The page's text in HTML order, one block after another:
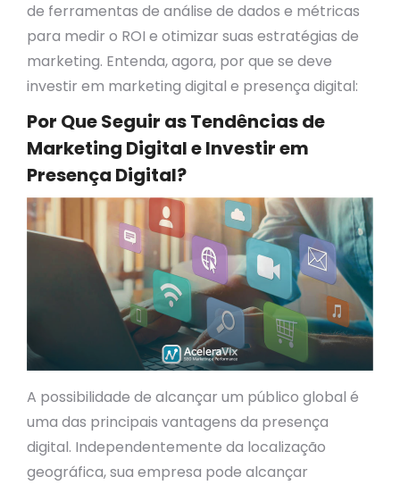
de ferramentas de análise de dados e métricas
para medir o ROI e otimizar suas estratégias de
marketing. Entenda, agora, por que se deve
investir em marketing digital e presença digital:
Por Que Seguir as Tendências de
Marketing Digital e Investir em
Presença Digital?
A possibilidade de alcançar um público global é
uma das principais vantagens da presença
digital. Independentemente da localização
geográfica, sua empresa pode alcançar